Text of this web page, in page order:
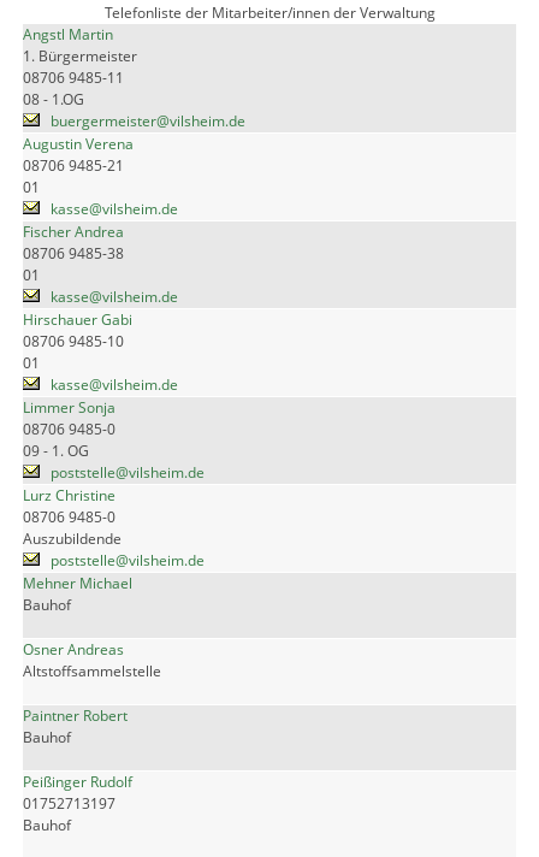
Telefonliste der Mitarbeiter/innen der Verwaltung
Angstl Martin
1. Bürgermeister
08706 9485-11
08 - 1.OG
buergermeister@vilsheim.de
Augustin Verena
08706 9485-21
01
kasse@vilsheim.de
Fischer Andrea
08706 9485-38
01
kasse@vilsheim.de
Hirschauer Gabi
08706 9485-10
01
kasse@vilsheim.de
Limmer Sonja
08706 9485-0
09 - 1. OG
poststelle@vilsheim.de
Lurz Christine
08706 9485-0
Auszubildende
poststelle@vilsheim.de
Mehner Michael
Bauhof
Osner Andreas
Altstoffsammelstelle
Paintner Robert
Bauhof
Peißinger Rudolf
01752713197
Bauhof